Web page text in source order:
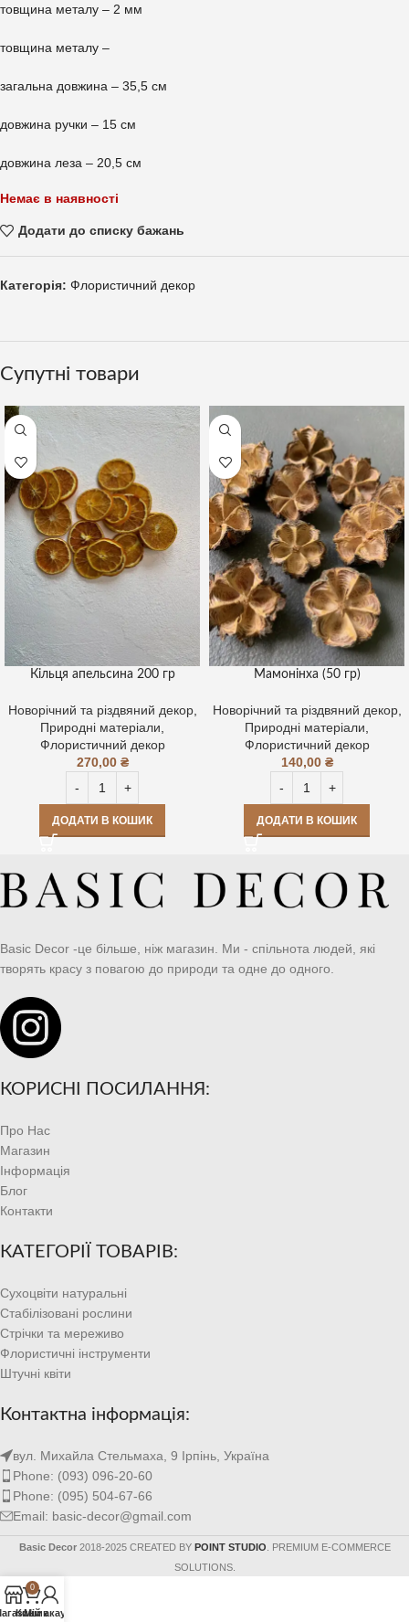
товщина металу – 2 мм
товщина металу –
загальна довжина – 35,5 см
довжина ручки – 15 см
довжина леза – 20,5 см
Немає в наявності
Додати до списку бажань
Категорія: Флористичний декор
Супутні товари
Кільця апельсина 200 гр
Новорічний та різдвяний декор,
Природні матеріали
Флористичний декор
270,00 ₴
ДОДАТИ В КОШИК
Мамонінха (50 гр)
Новорічний та різдвяний декор,
Природні матеріали
Флористичний декор
140,00 ₴
ДОДАТИ В КОШИК
Basic Decor -це більше, ніж магазин. Ми - спільнота людей, які
творять красу з повагою до природи та одне до одного.
КОРИСНІ ПОСИЛАННЯ:
Про Нас
Магазин
Інформація
Блог
Контакти
КАТЕГОРІЇ ТОВАРІВ:
Сухоцвіти натуральні
Стабілізовані рослини
Стрічки та мереживо
Флористичні інструменти
Штучні квіти
Контактна інформація:
вул. Михайла Стельмаха, 9 Ірпінь, Україна
Phone: (093) 096-20-60
Phone: (095) 504-67-66
Email: basic-decor@gmail.com
Basic Decor 2018-2025 CREATED BY POINT STUDIO . PREMIUM E-COMMERCE
SOLUTIONS.
0
Кошик
Мій акаунт